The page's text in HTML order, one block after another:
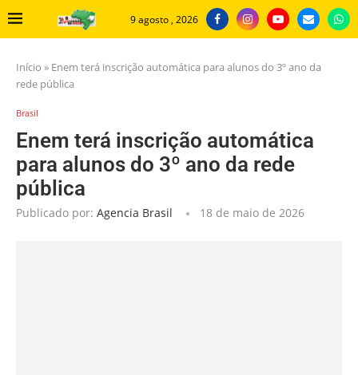
9 agosto , 2026
Início » Enem terá inscrição automática para alunos do 3º ano da
rede pública
Brasil
Enem terá inscrição automática
para alunos do 3º ano da rede
pública
Publicado por: Agencia Brasil 18 de maio de 2026